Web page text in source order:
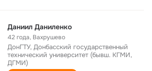
Даниил Даниленко
42 года, Вахрушево
ДонГТУ, Донбасский государственный
технический университет (бывш. КГМИ,
ДГМИ)